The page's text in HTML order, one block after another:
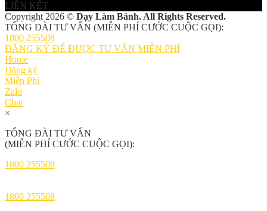
LIÊN KẾT
Copyright 2026 © Dạy Làm Bánh. All Rights Reserved.
TỔNG ĐÀI TƯ VẤN (MIỄN PHÍ CƯỚC CUỘC GỌI):
1800 255508
ĐĂNG KÝ ĐỂ ĐƯỢC TƯ VẤN MIỄN PHÍ
Home
Đăng ký
Miễn Phí
Zalo
Chat
×
TỔNG ĐÀI TƯ VẤN
(MIỄN PHÍ CƯỚC CUỘC GỌI):
1800 255508
1800 255508